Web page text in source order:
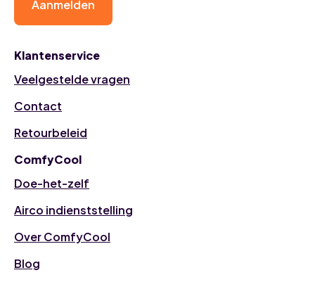
Klantenservice
Veelgestelde vragen
Contact
Retourbeleid
ComfyCool
Doe-het-zelf
Airco indienststelling
Over ComfyCool
Blog
Aanmelden